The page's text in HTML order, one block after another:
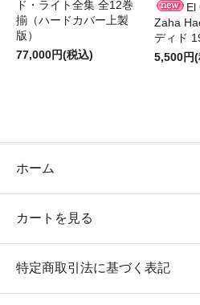
ド・ライト全集 全12巻
揃（ハードカバー上製
版）
77,000円(税込)
El
Zaha
ディド
5,500円(
ホーム
カートを見る
特定商取引法に基づく表記